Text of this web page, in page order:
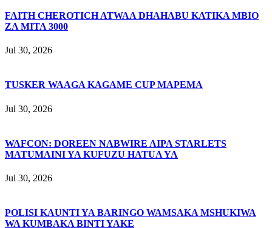
FAITH CHEROTICH ATWAA DHAHABU KATIKA MBIO
ZA MITA 3000
Jul 30, 2026
TUSKER WAAGA KAGAME CUP MAPEMA
Jul 30, 2026
WAFCON: DOREEN NABWIRE AIPA STARLETS
MATUMAINI YA KUFUZU HATUA YA
Jul 30, 2026
POLISI KAUNTI YA BARINGO WAMSAKA MSHUKIWA
WA KUMBAKA BINTI YAKE